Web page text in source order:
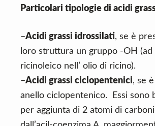
Particolari tipologie di acidi
–Acidi grassi idrossilati, se è
loro struttura un gruppo -OH (ad
ricinoleico nell’ olio di ricino).
–Acidi grassi ciclopentenici, se
anello ciclopentenico. Essi sono
per aggiunta di 2 atomi di